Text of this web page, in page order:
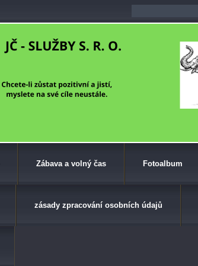
Zábava a volný čas Fotoalbum
zásady zpracování osobních údajů